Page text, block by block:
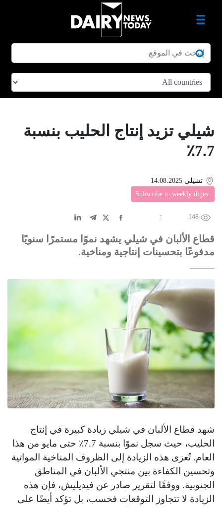
شيلي تزيد إنتاج الحليب بنسبة
7.7٪
تشيلي 14.08.2025
Subscribe to weekly digest
148
中文
DE عربى
قطاع الألبان في شيلي يشهد نموًا مستمرًا سنويًا
مدفوعًا بتحسينات إنتاجية ومناخية.
شهد قطاع الألبان في شيلي زيادة كبيرة في إنتاج
الحليب، حيث سجل نموًا بنسبة 7.7٪ حتى مايو من هذا
العام. تُعزى هذه الزيادة إلى الظروف المناخية المواتية
وتحسين الكفاءة بين منتجي الألبان في المناطق
الجنوبية. ووفقًا لتقرير صادر عن فيديليش، فإن هذه
الزيادة لا تتجاوز التوقعات فحسب، بل تؤكد أيضًا على